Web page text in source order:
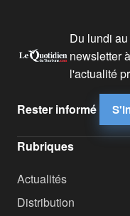
Du lundi
newsletter
l'actualité
Rester informé
Rubriques
Actualités
Distribution